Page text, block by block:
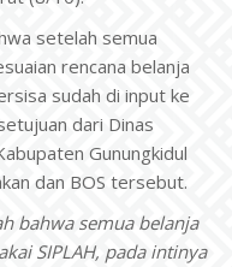
setelah semua
rencana belanja
sudah di input ke
dari Dinas
Gunungkidul
dan BOS tersebut.
bahwa semua belanja
SIPLAH, pada intinya